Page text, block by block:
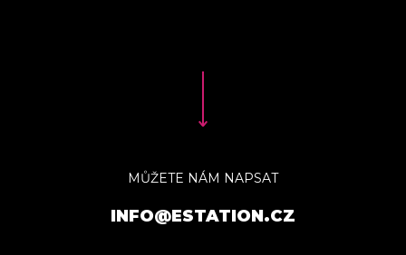
MŮŽETE NÁM NAPSAT
INFO@ESTATION.CZ